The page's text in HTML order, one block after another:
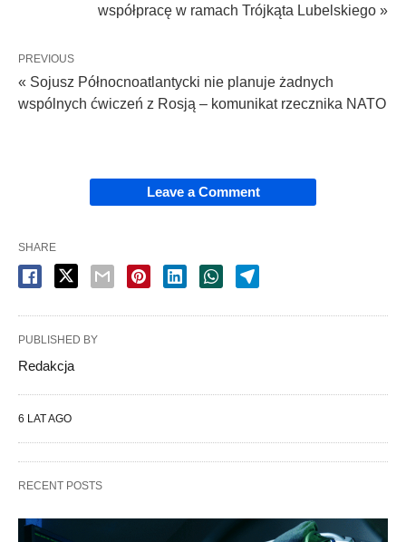
współpracę w ramach Trójkąta Lubelskiego »
PREVIOUS
« Sojusz Północnoatlantycki nie planuje żadnych
wspólnych ćwiczeń z Rosją – komunikat rzecznika NATO
Leave a Comment
SHARE
PUBLISHED BY
Redakcja
6 LAT AGO
RECENT POSTS